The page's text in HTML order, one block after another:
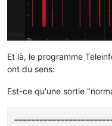
Et là, le programme
ont du sens:
Est-ce qu'une sortie